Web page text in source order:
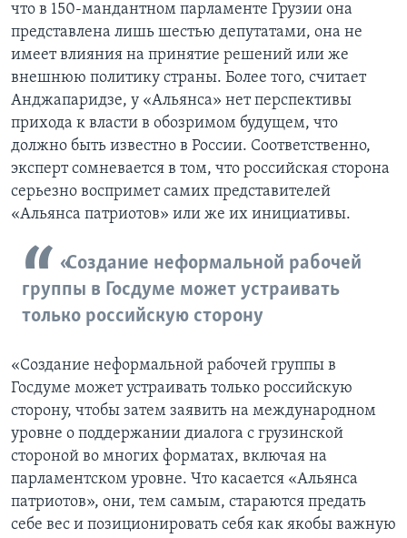
что в 150-мандантном парламенте Грузии она
представлена лишь шестью депутатами, она не
имеет влияния на принятие решений или же
внешнюю политику страны. Более того, считает
Анджапаридзе, у «Альянса» нет перспективы
прихода к власти в обозримом будущем, что
должно быть известно в России. Соответственно,
эксперт сомневается в том, что российская сторона
серьезно воспримет самих представителей
«Альянса патриотов» или же их инициативы.
«Создание неформальной рабочей
группы в Госдуме может устраивать
только российскую сторону
«Создание неформальной рабочей группы в
Госдуме может устраивать только российскую
сторону, чтобы затем заявить на международном
уровне о поддержании диалога с грузинской
стороной во многих форматах, включая на
парламентском уровне. Что касается «Альянса
патриотов», они, тем самым, стараются предать
себе вес и позиционировать себя как якобы важную